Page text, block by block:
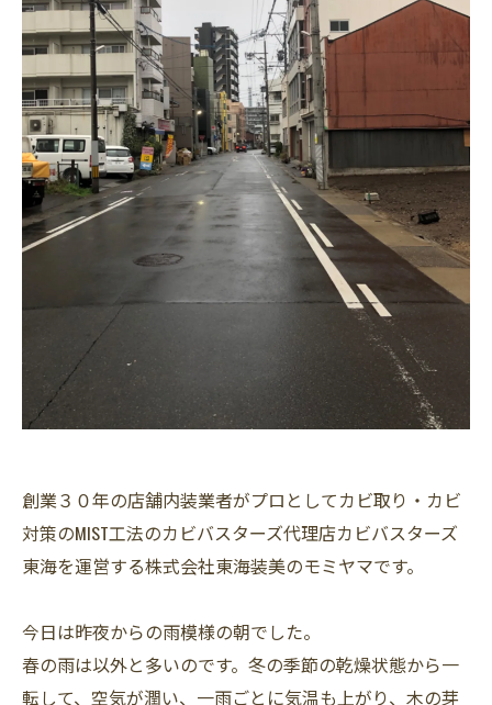
創業３０年の店舗内装業者がプロとしてカビ取り・カビ
対策のMIST工法のカビバスターズ代理店カビバスターズ
東海を運営する株式会社東海装美のモミヤマです。
今日は昨夜からの雨模様の朝でした。
春の雨は以外と多いのです。冬の季節の乾燥状態から一
転して、空気が潤い、一雨ごとに気温も上がり、木の芽